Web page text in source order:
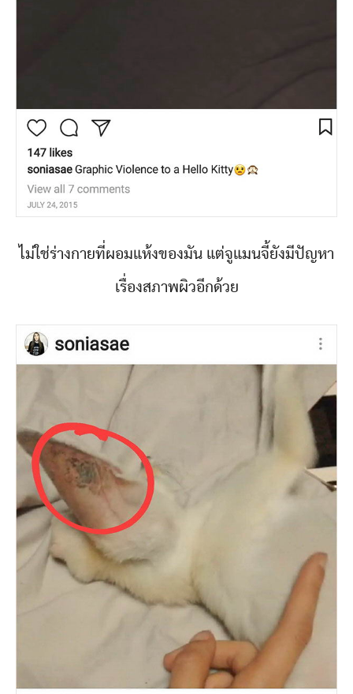
ไม่ใช่ร่างกายที่ผอมแห้งของมัน แต่จูแมนจี้ยังมีปัญหา
เรื่องสภาพผิวอีกด้วย